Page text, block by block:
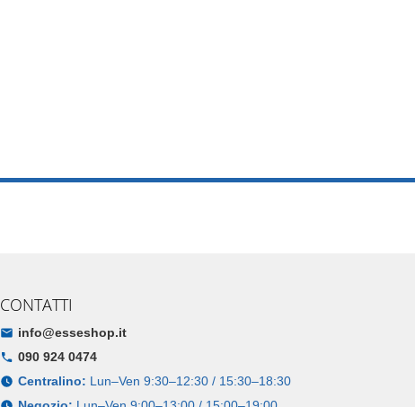
CONTATTI
info@esseshop.it
090 924 0474
Centralino: Lun–Ven 9:30–12:30 / 15:30–18:30